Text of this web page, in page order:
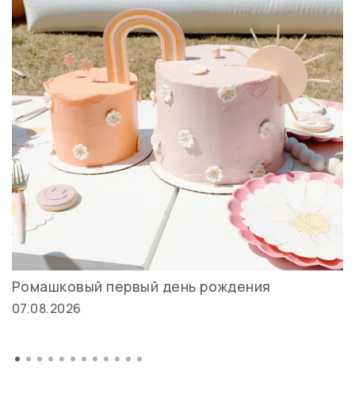
Ромашковый первый день рождения
07.08.2026